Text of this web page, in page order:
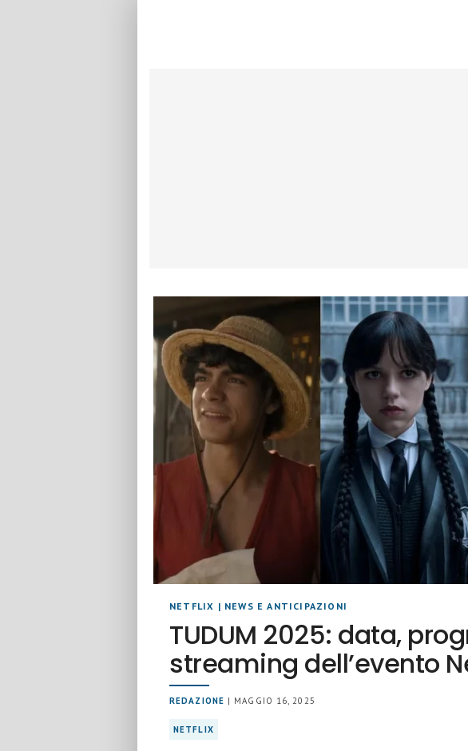
NETFLIX | NEWS E ANTICIPAZIONI
TUDUM 2025: data,
streaming dell’evento
REDAZIONE | MAGGIO 16, 2025
NETFLIX